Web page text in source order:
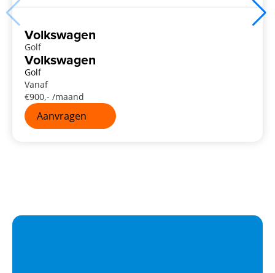
Volkswagen
Golf
Volkswagen
Golf
Vanaf
€900,- /maand
Aanvragen